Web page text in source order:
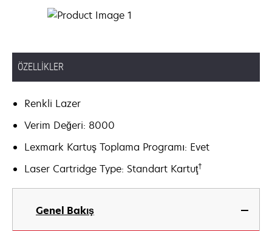
ÖZELLIKLER
Renkli Lazer
Verim Değeri: 8000
Lexmark Kartuş Toplama Programı: Evet
Laser Cartridge Type: Standart Kartuţ†
Genel Bakış